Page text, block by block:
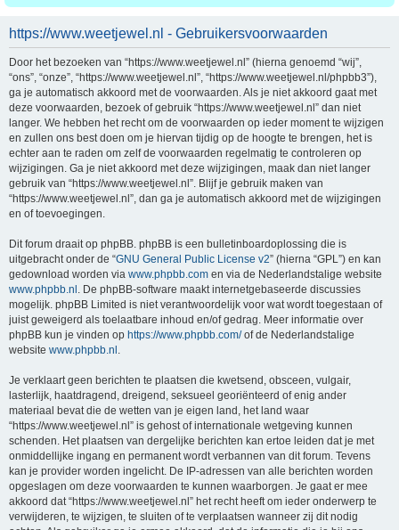
https://www.weetjewel.nl - Gebruikersvoorwaarden
Door het bezoeken van “https://www.weetjewel.nl” (hierna genoemd “wij”,
“ons”, “onze”, “https://www.weetjewel.nl”, “https://www.weetjewel.nl/phpbb3”),
ga je automatisch akkoord met de voorwaarden. Als je niet akkoord gaat met
deze voorwaarden, bezoek of gebruik “https://www.weetjewel.nl” dan niet
langer. We hebben het recht om de voorwaarden op ieder moment te wijzigen
en zullen ons best doen om je hiervan tijdig op de hoogte te brengen, het is
echter aan te raden om zelf de voorwaarden regelmatig te controleren op
wijzigingen. Ga je niet akkoord met deze wijzigingen, maak dan niet langer
gebruik van “https://www.weetjewel.nl”. Blijf je gebruik maken van
“https://www.weetjewel.nl”, dan ga je automatisch akkoord met de wijzigingen
en of toevoegingen.
Dit forum draait op phpBB. phpBB is een bulletinboardoplossing die is
uitgebracht onder de “GNU General Public License v2” (hierna “GPL”) en kan
gedownload worden via www.phpbb.com en via de Nederlandstalige website
www.phpbb.nl . De phpBB-software maakt internetgebaseerde discussies
mogelijk. phpBB Limited is niet verantwoordelijk voor wat wordt toegestaan of
juist geweigerd als toelaatbare inhoud en/of gedrag. Meer informatie over
phpBB kun je vinden op https://www.phpbb.com/of de Nederlandstalige
website www.phpbb.nl .
Je verklaart geen berichten te plaatsen die kwetsend, obsceen, vulgair,
lasterlijk, haatdragend, dreigend, seksueel georiënteerd of enig ander
materiaal bevat die de wetten van je eigen land, het land waar
“https://www.weetjewel.nl” is gehost of internationale wetgeving kunnen
schenden. Het plaatsen van dergelijke berichten kan ertoe leiden dat je met
onmiddellijke ingang en permanent wordt verbannen van dit forum. Tevens
kan je provider worden ingelicht. De IP-adressen van alle berichten worden
opgeslagen om deze voorwaarden te kunnen waarborgen. Je gaat er mee
akkoord dat “https://www.weetjewel.nl” het recht heeft om ieder onderwerp te
verwijderen, te wijzigen, te sluiten of te verplaatsen wanneer zij dit nodig